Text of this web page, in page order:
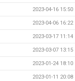
2023-04-16 15:50
2023-04-06 16:22
2023-03-17 11:14
2023-03-07 13:15
2023-01-24 18:10
2023-01-11 20:08